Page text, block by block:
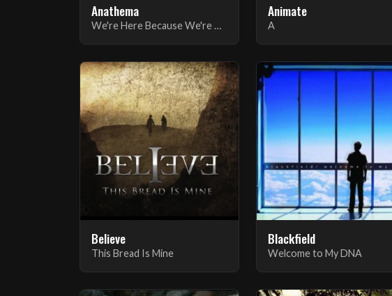
Anathema
We're Here Because We're Here
Animate
A
Believe
This Bread Is Mine
Blackfield
Welcome to My DNA